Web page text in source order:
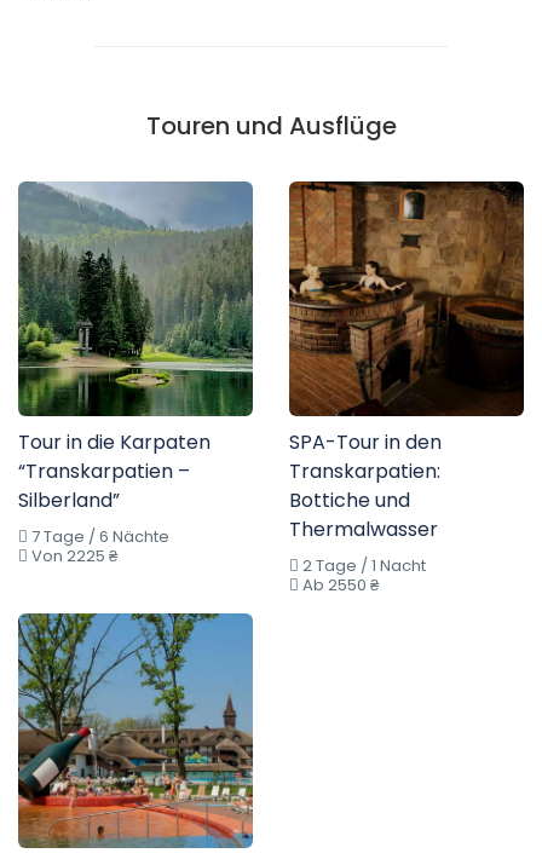
Touren und Ausflüge
Tour in die Karpaten
“Transkarpatien –
Silberland”
7 Tage / 6 Nächte
Von 2225 ₴
SPA-Tour in den
Transkarpatien:
Bottiche und
Thermalwasser
2 Tage / 1 Nacht
Ab 2550 ₴